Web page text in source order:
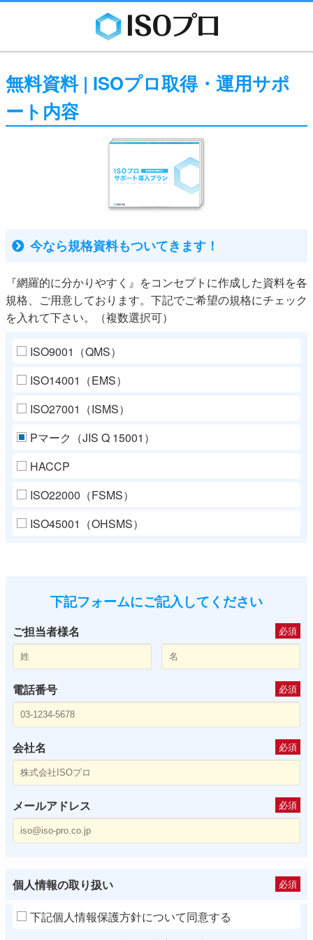
無料資料 | ISOプロ取得・運用サポ
ート内容
今なら規格資料もついてきます！
『網羅的に分かりやすく』をコンセプトに作成した資料を各
規格、ご用意しております。下記でご希望の規格にチェック
を入れて下さい。（複数選択可）
ISO9001（QMS）
ISO14001（EMS）
ISO27001（ISMS）
Pマーク（JIS Q 15001）
HACCP
ISO22000（FSMS）
ISO45001（OHSMS）
下記フォームにご記入してください
ご担当者様名 必須
電話番号 必須
会社名 必須
メールアドレス 必須
個人情報の取り扱い 必須
下記個人情報保護方針について同意する